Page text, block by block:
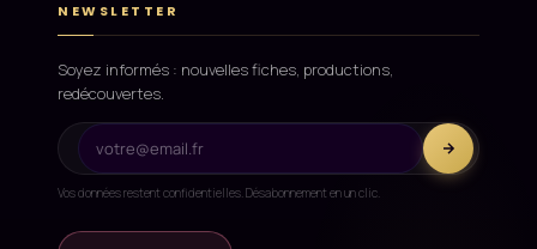
NEWSLETTER
Soyez informés : nouvelles fiches, productions,
redécouvertes.
Vos données restent confidentielles. Désabonnement en un clic.